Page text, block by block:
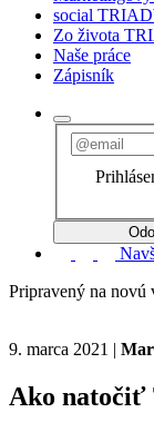
social
Zo života
Naše práce
Zápisník
Pripravený na novú
9. marca 2021 |
Ako natočiť